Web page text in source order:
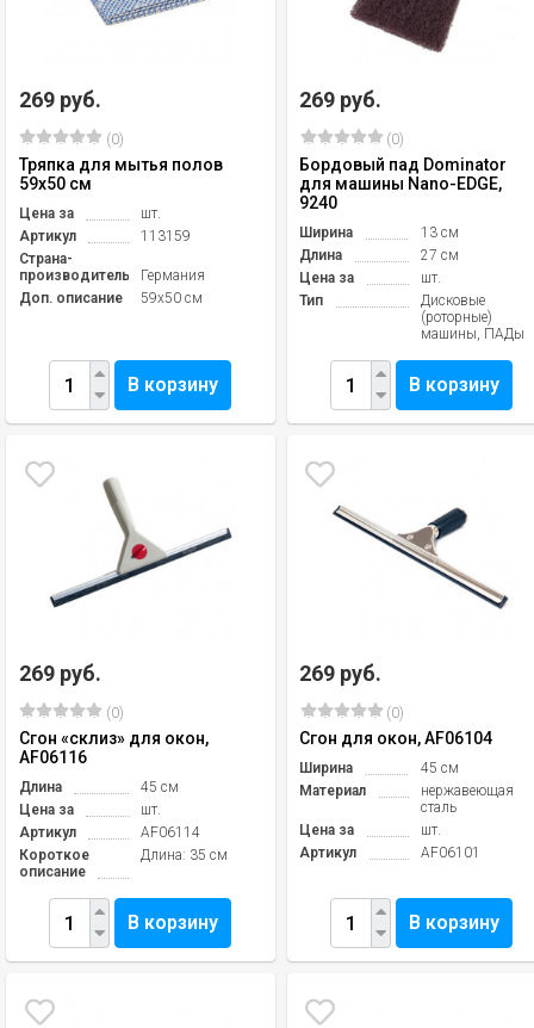
269 руб.
(0)
Тряпка для мытья полов
59х50 см
Цена за
шт.
Артикул
113159
Страна-
производитель
Германия
Доп. описание
59х50 см
В корзину
269 руб.
(0)
Бордовый пад Dominator
для машины Nano-EDGE,
9240
Ширина
13 см
Длина
27 см
Цена за
шт.
Тип
Дисковые
(роторные)
машины, ПАДы
В корзину
269 руб.
(0)
Сгон «склиз» для окон,
AF06116
Длина
45 см
Цена за
шт.
Артикул
AF06114
Короткое
описание
Длина: 35 см
В корзину
269 руб.
(0)
Сгон для окон, AF06104
Ширина
45 см
Материал
нержавеющая
сталь
Цена за
шт.
Артикул
AF06101
В корзину